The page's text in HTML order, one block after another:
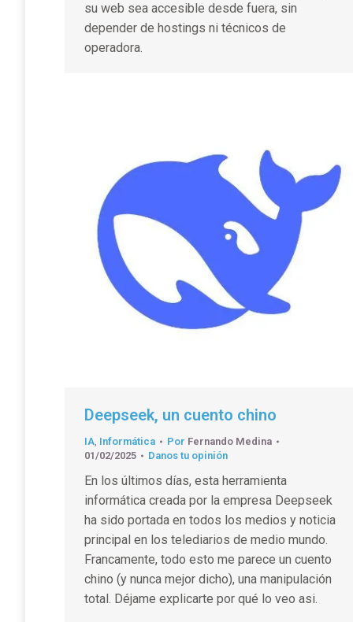
su web sea accesible desde fuera, sin
depender de hostings ni técnicos de
operadora.
Deepseek, un cuento chino
IA, Informática Por Fernando Medina
01/02/2025
Danos tu opinión
En los últimos días, esta herramienta
informática creada por la empresa Deepseek
ha sido portada en todos los medios y noticia
principal en los telediarios de medio mundo.
Francamente, todo esto me parece un cuento
chino (y nunca mejor dicho), una manipulación
total. Déjame explicarte por qué lo veo asi.